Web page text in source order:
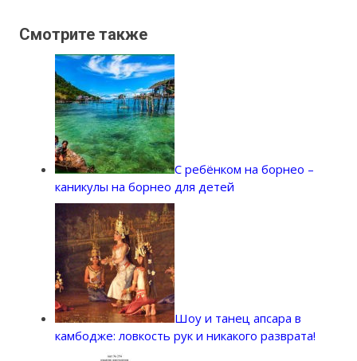
Смотрите также
С ребёнком на борнео –
каникулы на борнео для детей
Шоу и танец апсара в
камбодже: ловкость рук и никакого разврата!